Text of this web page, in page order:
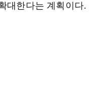
대한다는 계획이다.